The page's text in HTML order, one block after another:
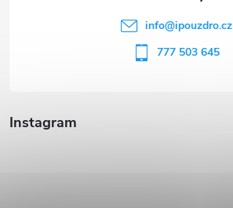
Instagram
info@ipouzdro.cz
777 503 645